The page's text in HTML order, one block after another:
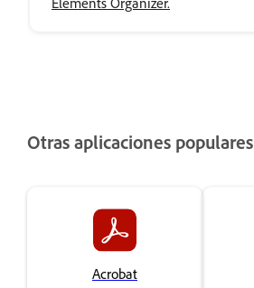
Otras aplicaciones populares
Acrobat